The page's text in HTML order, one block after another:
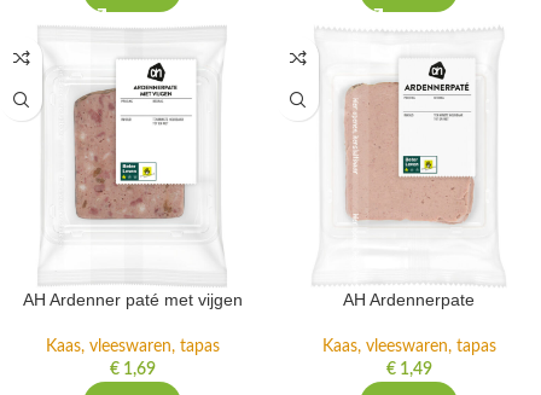
AH Ardenner paté met vijgen
Kaas, vleeswaren, tapas
€1,69
AH Ardennerpate
Kaas, vleeswaren, tapas
€1,49